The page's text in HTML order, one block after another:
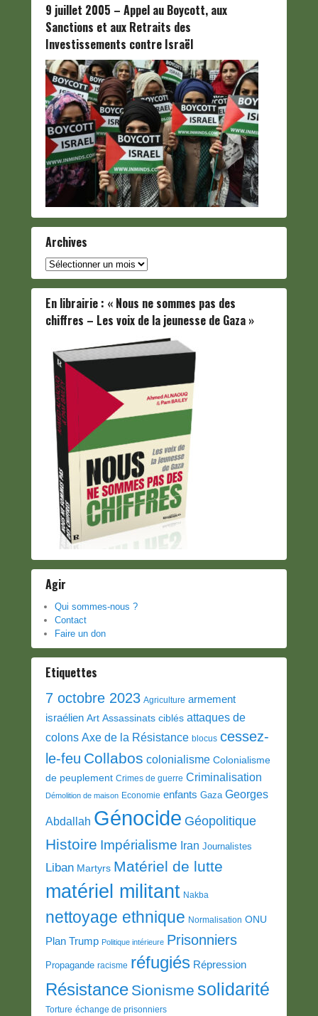
9 juillet 2005 – Appel au Boycott, aux
Sanctions et aux Retraits des
Investissements contre Israël
Archives
Archives
En librairie : « Nous ne sommes pas des
chiffres – Les voix de la jeunesse de Gaza »
Agir
Qui sommes-nous ?
Contact
Faire un don
Etiquettes
7 octobre 2023 Agriculture armement
israélien Art Assassinats ciblés attaques de
colons Axe de la Résistance blocus cessez-
le-feu Collabos colonialisme Colonialisme
de peuplement Crimes de guerre Criminalisation
Démolition de maison Economie enfants Gaza Georges
Abdallah Génocide Géopolitique
Histoire Impérialisme Iran Journalistes
Liban Martyrs Matériel de lutte
matériel militant Nakba
nettoyage ethnique Normalisation ONU
Plan Trump Politique intérieure Prisonniers
Propagande racisme réfugiés Répression
Résistance Sionisme solidarité
Torture échange de prisonniers